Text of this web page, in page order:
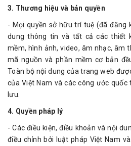
3. Thương hiệu và bản quyền
- Mọi quyền sở hữu trí tuệ (đã đăng
dung thông tin và tất cả các thiết
mềm, hình ảnh, video, âm nhạc, âm
mã nguồn và phần mềm cơ bản
Toàn bộ nội dung của trang web
của Việt Nam và các công ước quốc
lưu.
4. Quyền pháp lý
- Các điều kiện, điều khoản và nội
điều chỉnh bởi luật pháp Việt Nam